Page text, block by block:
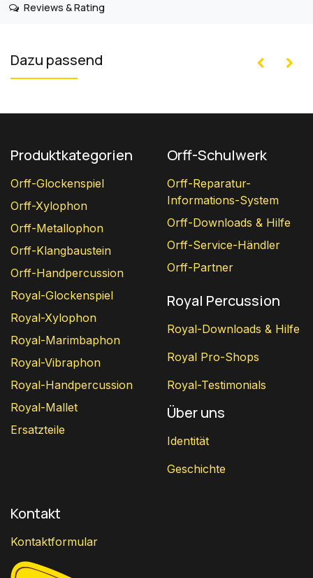
Reviews & Rating
Dazu passend
Produktkategorien
Orff-Glockenspiel
Orff-Xylophon
Orff-Metallophon
Orff-Klangbaustein
Orff-Handpercussion
Royal-Glockenspiel
Royal-Xylophon
Royal-Marimbaphon
Royal-Vibraphon
Royal-Handpercussion
Royal-Mallet
Ersatzteile
Orff-Schulwerk
Orff-Reparatur-
Informations-System
Orff-Downloads & Hilfe
Orff-Service-Händler
Orff-Partner
Royal Percussion
Royal-Downloads & Hilfe
Royal Pro-Shops
Royal-Testimonials
Über uns
Identität
Geschichte
Kontakt
Kontaktformular